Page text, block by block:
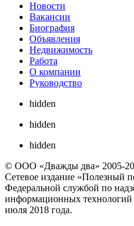
Новости
Вакансии
Биография
Объявления
Недвижимость
Работа
О компании
Руководство
hidden
hidden
hidden
© ООО «Дважды два» 2005-
Сетевое издание «Полезный
Федеральной службой по
информационных
июля 2018 года.